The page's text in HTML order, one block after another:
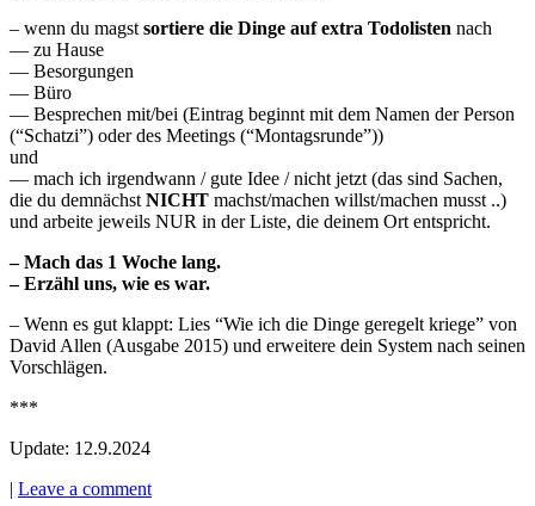
– wenn du magst sortiere die Dinge auf extra Todolisten nach
— zu Hause
— Besorgungen
— Büro
— Besprechen mit/bei (Eintrag beginnt mit dem Namen der Person
(“Schatzi”) oder des Meetings (“Montagsrunde”))
und
— mach ich irgendwann / gute Idee / nicht jetzt (das sind Sachen,
die du demnächst NICHT machst/machen willst/machen musst ..)
und arbeite jeweils NUR in der Liste, die deinem Ort entspricht.
– Mach das 1 Woche lang.
– Erzähl uns, wie es war.
– Wenn es gut klappt: Lies “Wie ich die Dinge geregelt kriege” von
David Allen (Ausgabe 2015) und erweitere dein System nach seinen
Vorschlägen.
***
Update: 12.9.2024
| Leave a comment